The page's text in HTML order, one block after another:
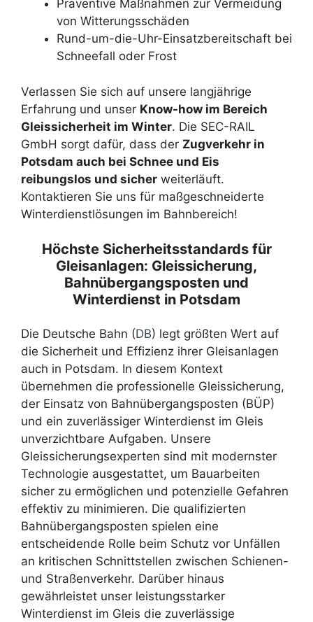
Präventive Maßnahmen zur Vermeidung
von Witterungsschäden
Rund-um-die-Uhr-Einsatzbereitschaft bei
Schneefall oder Frost
Verlassen Sie sich auf unsere langjährige
Erfahrung und unser Know-how im Bereich
Gleissicherheit im Winter. Die SEC-RAIL
GmbH sorgt dafür, dass der Zugverkehr in
Potsdam auch bei Schnee und Eis
reibungslos und sicher weiterläuft.
Kontaktieren Sie uns für maßgeschneiderte
Winterdienstlösungen im Bahnbereich!
Höchste Sicherheitsstandards für
Gleisanlagen: Gleissicherung,
Bahnübergangsposten und
Winterdienst in Potsdam
Die Deutsche Bahn (DB) legt größten Wert auf
die Sicherheit und Effizienz ihrer Gleisanlagen
auch in Potsdam. In diesem Kontext
übernehmen die professionelle Gleissicherung,
der Einsatz von Bahnübergangsposten (BÜP)
und ein zuverlässiger Winterdienst im Gleis
unverzichtbare Aufgaben. Unsere
Gleissicherungsexperten sind mit modernster
Technologie ausgestattet, um Bauarbeiten
sicher zu ermöglichen und potenzielle Gefahren
effektiv zu minimieren. Die qualifizierten
Bahnübergangsposten spielen eine
entscheidende Rolle beim Schutz vor Unfällen
an kritischen Schnittstellen zwischen Schienen-
und Straßenverkehr. Darüber hinaus
gewährleistet unser leistungsstarker
Winterdienst im Gleis die zuverlässige